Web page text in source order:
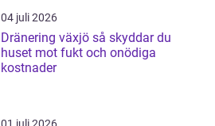
04 juli 2026
Dränering växjö så skyddar du
huset mot fukt och onödiga
kostnader